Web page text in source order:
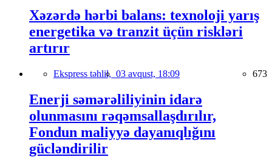
Xəzərdə hərbi balans: texnoloji yarış
energetika və tranzit üçün riskləri
artırır
Ekspress təhlil, 03 avqust, 18:09 673
Enerji səmərəliliyinin idarə
olunmasını rəqəmsallaşdırılır,
Fondun maliyyə dayanıqlığını
gücləndirilir